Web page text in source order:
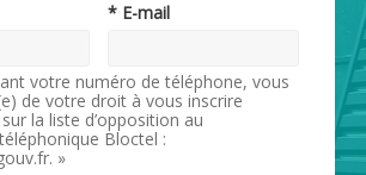
* E-mail
votre numéro de téléphone, vous
de votre droit à vous inscrire
la liste d’opposition au
Bloctel :
»